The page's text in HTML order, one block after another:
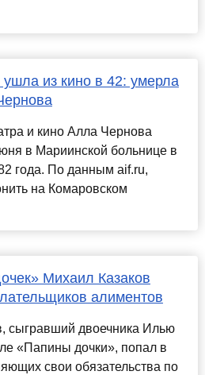
из кино в 42: умерла
и кино Алла Чернова
в Мариинской больнице в
года. По данным aif.ru,
на Комаровском
Михаил Казаков
алиментов
сыгравший двоечника Илью
«Папины дочки», попал в
свои обязательства по